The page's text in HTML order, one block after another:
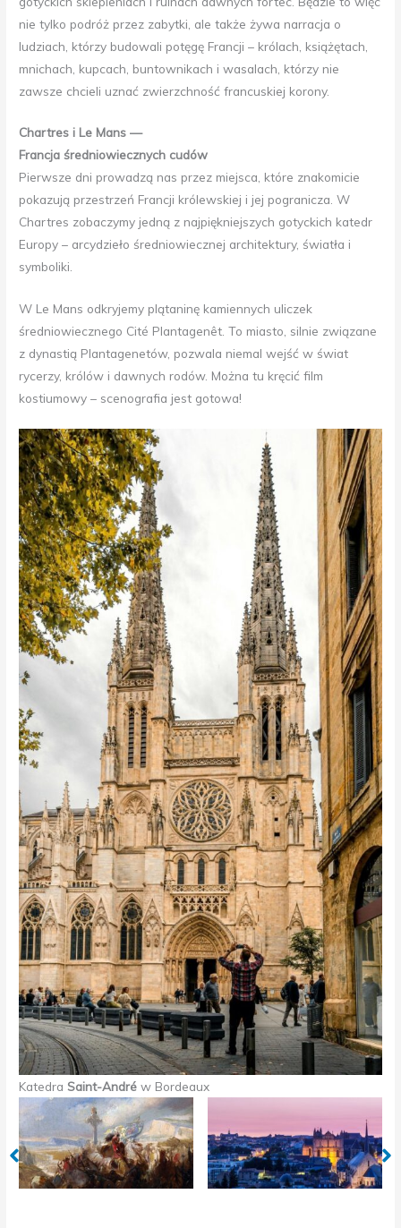
nie tylko podróż przez zabytki, ale także żywa narracja o
ludziach, którzy budowali potęgę Francji – królach, książętach,
mnichach, kupcach, buntownikach i wasalach, którzy nie
zawsze chcieli uznać zwierzchność francuskiej korony.
Chartres i Le Mans —
Francja średniowiecznych cudów
Pierwsze dni prowadzą nas przez miejsca, które znakomicie
pokazują przestrzeń Francji królewskiej i jej pogranicza. W
Chartres zobaczymy jedną z najpiękniejszych gotyckich katedr
Europy – arcydzieło średniowiecznej architektury, światła i
symboliki.
W Le Mans odkryjemy plątaninę kamiennych uliczek
średniowiecznego Cité Plantagenêt. To miasto, silnie związane
z dynastią Plantagenetów, pozwala niemal wejść w świat
rycerzy, królów i dawnych rodów. Można tu kręcić film
kostiumowy – scenografia jest gotowa!
KatedraSaint-André w Bordeaux
Panorama Poitiers Katedra w Chartres